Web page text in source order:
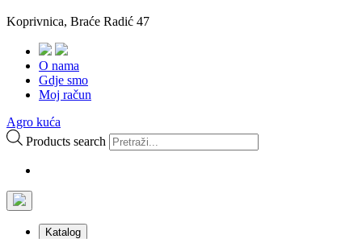
Koprivnica, Braće Radić 47
O nama
Gdje smo
Moj račun
Agro kuća
Products search
Katalog